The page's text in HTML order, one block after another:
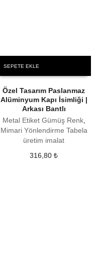
SEPETE EKLE
Özel Tasarım Paslanmaz
Alüminyum Kapı İsimliği |
Arkası Bantlı
Metal Etiket Gümüş Renk,
Mimari Yönlendirme Tabela
üretim imalat
316,80₺